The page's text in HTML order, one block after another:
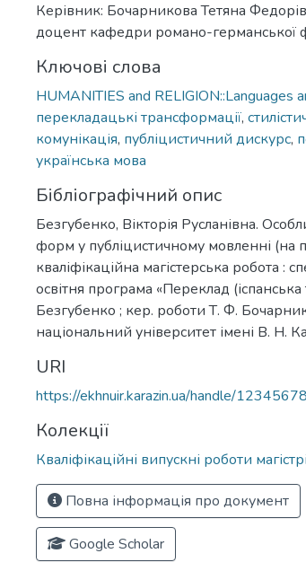
Керівник: Бочарникова Тетяна
доцент кафедри романо-германської
Ключові слова
HUMANITIES and RELIGION::Languages
перекладацькі трансформації,
комунікація, публіцистичний дискурс,
українська мова
Бібліографічний опис
Безгубенко, Вікторія Русланівна.
форм у публіцистичному мовленні (на
кваліфікаційна магістерська робота :
освітня програма «Переклад
Безгубенко ; кер. роботи Т. Ф.
національний університет імені В. Н.
URI
https://ekhnuir.karazin.ua/handle/
Колекції
Кваліфікаційні випускні роботи
Повна інформація про документ
Google Scholar